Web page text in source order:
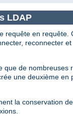
LDAP
requête en
reconnecter
que de
une deuxième
la conservation